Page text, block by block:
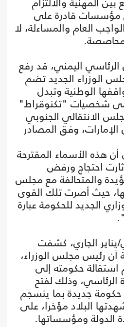
مؤسسات قادرة على
العام والمساءلة، لا
اليمني، قد رفع
الوزراء الجديد تضم
الوطنية وتبدل
شخصيات "تكنوقراط"
الانتقالي الجنوبي
وفق المصادر
هذه الأسماء المقترحة
احتجاج ورفض
والمتحالفة مع مجلس
حيث أصرت تلك القوى
الجديد للحكومة عبارة
يناير الجاري، كشفت
رئيس مجلس الوزراء،
حكومته إلى
وذلك لفتح
حكومة جديدة بما ينسجم
البلاد مؤخرا، على
الدولة ومؤسساتها.